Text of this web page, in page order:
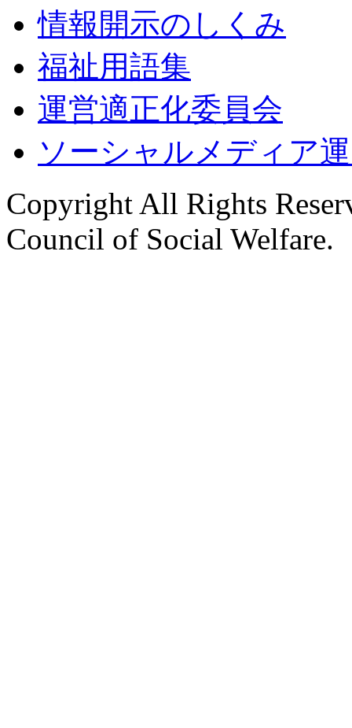
情報開示のしくみ
福祉用語集
運営適正化委員会
ソーシャルメディア
Copyright All Rights
Council of Social Welfare.